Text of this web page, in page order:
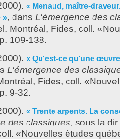
« Menaud, maître-
», dans L'émergence des
. Montréal, Fides, coll.
109-138.
« Qu'est-ce qu'une
L'émergence des
Fides, coll.
9-32.
« Trente arpents. La
des classiques, sous la
«Nouvelles études